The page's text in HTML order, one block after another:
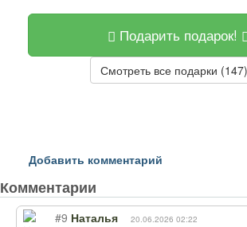
Подарить подарок!
Смотреть все подарки (147)
Добавить комментарий
Комментарии
#9 Наталья 20.06.2026 02:22